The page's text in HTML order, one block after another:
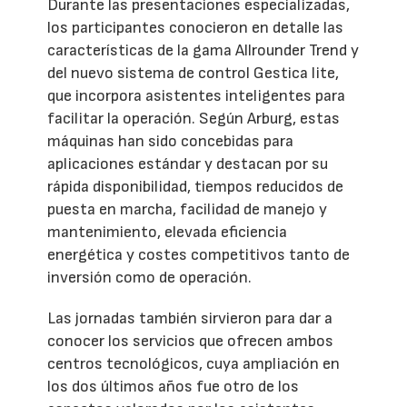
Durante las presentaciones especializadas,
los participantes conocieron en detalle las
características de la gama Allrounder Trend y
del nuevo sistema de control Gestica lite,
que incorpora asistentes inteligentes para
facilitar la operación. Según Arburg, estas
máquinas han sido concebidas para
aplicaciones estándar y destacan por su
rápida disponibilidad, tiempos reducidos de
puesta en marcha, facilidad de manejo y
mantenimiento, elevada eficiencia
energética y costes competitivos tanto de
inversión como de operación.
Las jornadas también sirvieron para dar a
conocer los servicios que ofrecen ambos
centros tecnológicos, cuya ampliación en
los dos últimos años fue otro de los